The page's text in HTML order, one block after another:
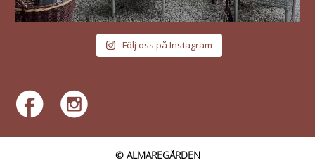
Följ oss på Instagram
© ALMAREGÅRDEN